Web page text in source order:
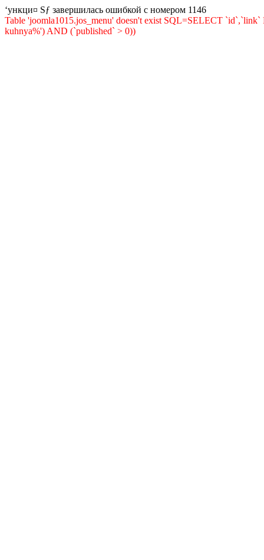
‘ункци¤ Ѕƒ завершилась ошибкой с номером 1146
Table 'joomla1015.jos_menu' doesn't exist SQL=SELECT
kuhnya%') AND (`published` > 0))